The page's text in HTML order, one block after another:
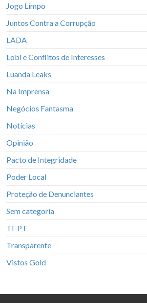
Jogo Limpo
Juntos Contra a Corrupção
LADA
Lobi e Conflitos de Interesses
Luanda Leaks
Na Imprensa
Negócios Fantasma
Notícias
Opinião
Pacto de Integridade
Poder Local
Proteção de Denunciantes
Sem categoria
TI-PT
Transparente
Vistos Gold